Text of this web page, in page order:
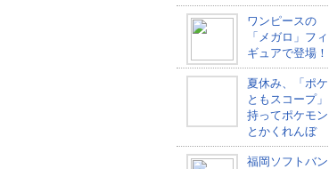
ワンピースの
「メガロ」フィ
ギュアで登場！
夏休み、「ポケ
ともスコープ」
持ってポケモン
とかくれんぼ
福岡ソフトバン